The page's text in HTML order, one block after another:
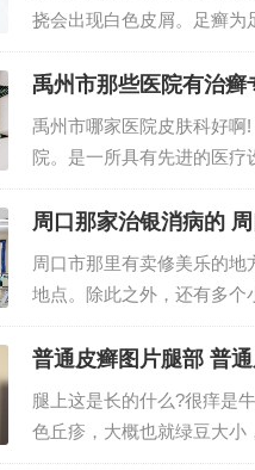
挠会出现白色皮屑。足癣为
病重，冬春病减。皮肤受
立马跑开了，家长也没有坚
禹州市那些医院有治
禹州市哪家医院皮肤科好啊
院。是一所具有先进的医
保健、急救、康复等为一
院。3、大禹像西边，一百
周口那家治银消病的
周口市那里有卖修美乐的
地点。除此之外，还有多个
购买宠物狗的好去处。2、
冰箱展柜的制作、销售、安
普通皮癣图片腿部 普
腿上这是长的什么?很痒是
色丘疹，大概也就绿豆大小
的灰白色或银白色鳞屑。